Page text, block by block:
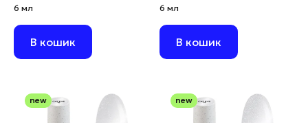
6 мл
6 мл
В кошик
6 мл
6 мл
В кошик
new new